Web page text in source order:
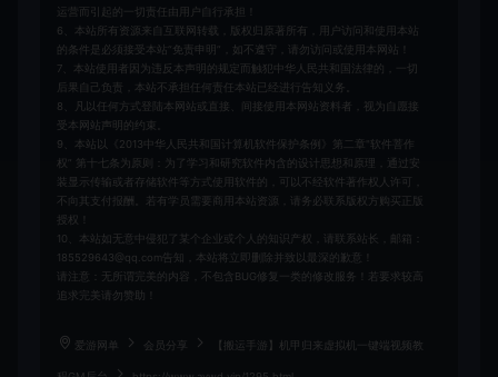
运营而引起的一切责任由用户自行承担！
6、本站所有资源来自互联网转载，版权归原著所有，用户访问和使用本站
的条件是必须接受本站“免责申明”，如不遵守，请勿访问或使用本网站！
7、本站使用者因为违反本声明的规定而触犯中华人民共和国法律的，一切
后果自己负责，本站不承担任何责任本站已经进行告知义务。
8、凡以任何方式登陆本网站或直接、间接使用本网站资料者，视为自愿接
受本网站声明的约束。
9、本站以《2013中华人民共和国计算机软件保护条例》第二章"软件菩作
权” 第十七条为原则：为了学习和研究软件内含的设计思想和原理，通过安
装显示传输或者存储软件等方式使用软件的，可以不经软件著作权人许可，
不向其支付报酬。若有学员需要商用本站资源，请务必联系版权方购买正版
授权！
10、本站如无意中侵犯了某个企业或个人的知识产权，请联系站长，邮箱：
185529643@qq.com告知，本站将立即删除并致以最深的歉意！
请注意：无所谓完美的内容，不包含BUG修复一类的修改服务！若要求较高
追求完美请勿赞助！
爱游网单 会员分享 【搬运手游】机甲归来虚拟机一键端视频教